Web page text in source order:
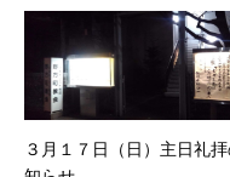
３月１７日（日）主日礼